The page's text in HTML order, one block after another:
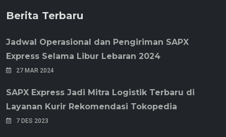
Berita Terbaru
Jadwal Operasional dan Pengiriman SAPX
Express Selama Libur Lebaran 2024
27 MAR 2024
SAPX Express Jadi Mitra Logistik Terbaru di
Layanan Kurir Rekomendasi Tokopedia
7 DES 2023